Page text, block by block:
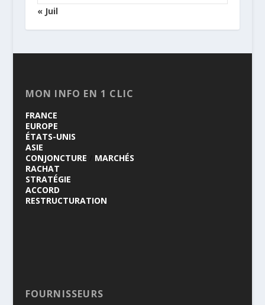
« Juil
MON INFO EN 1 CLIC
FRANCE
EUROPE
ÉTATS-UNIS
ASIE
CONJONCTURE
MARCHÉS
RACHAT
STRATÉGIE
ACCORD
RESTRUCTURATION
FOURNISSEURS